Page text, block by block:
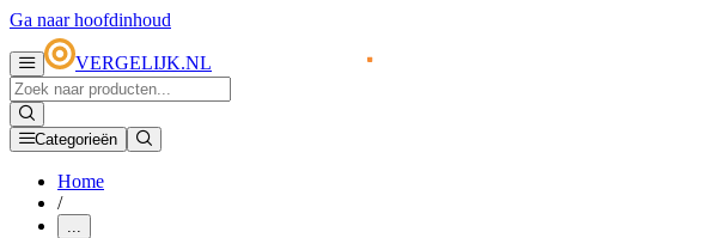
Ga naar hoofdinhoud
VERGELIJK.NL
Categorieën
Home
/
...